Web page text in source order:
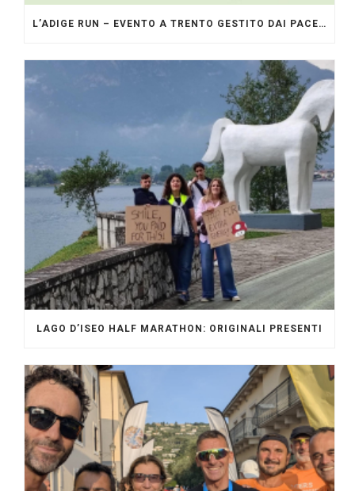
L’ADIGE RUN – EVENTO A TRENTO GESTITO DAI PACERS GLI ORIGINALI
LAGO D’ISEO HALF MARATHON: ORIGINALI PRESENTI